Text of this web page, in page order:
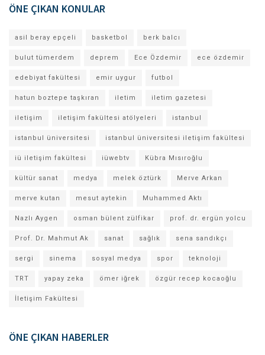
ÖNE ÇIKAN KONULAR
asil beray epçeli basketbol berk balcı
bulut tümerdem deprem Ece Özdemir ece özdemir
edebiyat fakültesi emir uygur futbol
hatun boztepe taşkıran iletim iletim gazetesi
iletişim iletişim fakültesi atölyeleri istanbul
istanbul üniversitesi istanbul üniversitesi iletişim fakültesi
iü iletişim fakültesi iüwebtv Kübra Mısıroğlu
kültür sanat medya melek öztürk Merve Arkan
merve kutan mesut aytekin Muhammed Aktı
Nazlı Aygen osman bülent zülfikar prof. dr. ergün yolcu
Prof. Dr. Mahmut Ak sanat sağlık sena sandıkçı
sergi sinema sosyal medya spor teknoloji
TRT yapay zeka ömer iğrek özgür recep kocaoğlu
İletişim Fakültesi
ÖNE ÇIKAN HABERLER